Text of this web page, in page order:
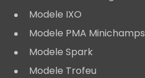
Modele IXO
Modele PMA Minichamps
Modele Spark
Modele Trofeu